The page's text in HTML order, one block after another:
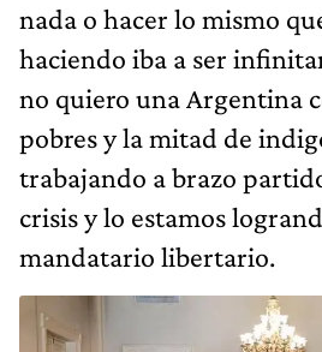
nada o hacer lo mismo
haciendo iba a ser
no quiero una Argentina
pobres y la mitad de
trabajando a brazo
crisis y lo estamos
mandatario libertario.